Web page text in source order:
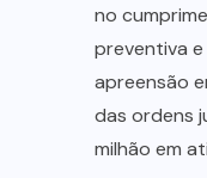
no
preventiva
apreensão
das ordens
milhão em